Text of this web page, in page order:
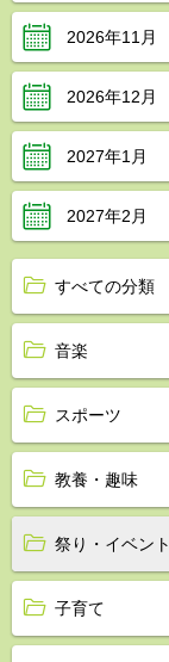
2026年11月
2026年12月
2027年1月
2027年2月
すべての分類
音楽
スポーツ
教養・趣味
祭り・イベント
子育て